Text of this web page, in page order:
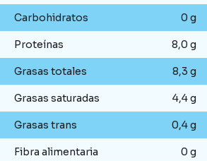
Carbohidratos 0 g
Proteínas 8,0 g
Grasas totales 8,3 g
Grasas saturadas 4,4 g
Grasas trans 0,4 g
Fibra alimentaria 0 g